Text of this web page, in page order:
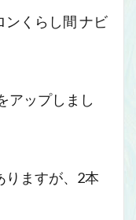
ンくらし間 ナビ
アップしまし
りますが、2本